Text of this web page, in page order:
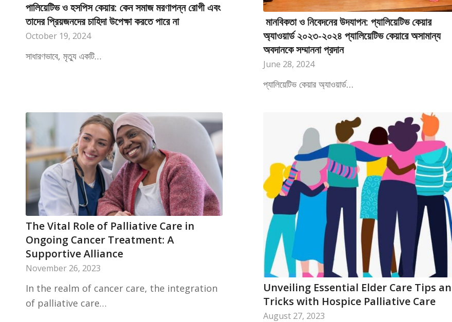
পালিয়েটিভ ও হসপিস কেয়ার: কেন সমাজ মরণাপন্ন রোগী এবং
তাদের প্রিয়জনদের চাহিদা উপেক্ষা করতে পারে না
October 19, 2024
সাধারণভাবে, মৃত্যু একটি…
মানবিকতা ও নিবেদনের উদযাপন: প্যালিয়েটিভ কেয়ার
অ্যাওয়ার্ড ২০২৩-২০২৪ প্যালিয়েটিভ কেয়ারে অসামান্য
অবদানকে সম্মাননা প্রদান
June 28, 2024
প্যালিয়েটিভ কেয়ার অ্যাওয়ার্ড…
The Vital Role of Palliative Care in
Ongoing Cancer Treatment: A
Supportive Alliance
November 26, 2023
In the realm of cancer care, the integration
of palliative care…
Unveiling Essential Elder Care Tips
Tricks with Hospice Palliative Care
August 27, 2023